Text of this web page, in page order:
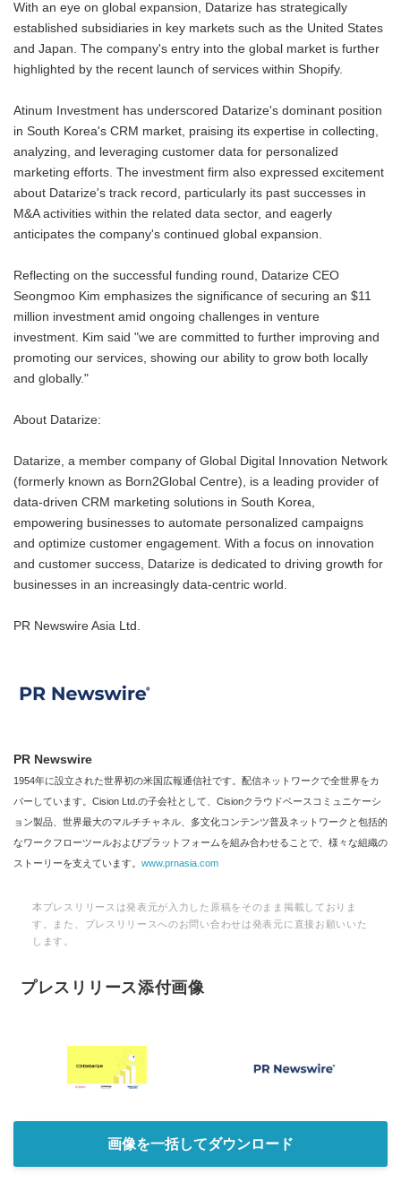
With an eye on global expansion, Datarize has strategically
established subsidiaries in key markets such as the United States
and Japan. The company's entry into the global market is further
highlighted by the recent launch of services within Shopify.
Atinum Investment has underscored Datarize's dominant position
in South Korea's CRM market, praising its expertise in collecting,
analyzing, and leveraging customer data for personalized
marketing efforts. The investment firm also expressed excitement
about Datarize's track record, particularly its past successes in
M&A activities within the related data sector, and eagerly
anticipates the company's continued global expansion.
Reflecting on the successful funding round, Datarize CEO
Seongmoo Kim emphasizes the significance of securing an $11
million investment amid ongoing challenges in venture
investment. Kim said "we are committed to further improving and
promoting our services, showing our ability to grow both locally
and globally."
About Datarize:
Datarize, a member company of Global Digital Innovation Network
(formerly known as Born2Global Centre), is a leading provider of
data-driven CRM marketing solutions in South Korea,
empowering businesses to automate personalized campaigns
and optimize customer engagement. With a focus on innovation
and customer success, Datarize is dedicated to driving growth for
businesses in an increasingly data-centric world.
PR Newswire Asia Ltd.
PR Newswire
1954年に設立された世界初の米国広報通信社です。配信ネットワークで全世界をカ
バーしています。Cision Ltd.の子会社として、Cisionクラウドベースコミュニケーシ
ョン製品、世界最大のマルチチャネル、多文化コンテンツ普及ネットワークと包括的
なワークフローツールおよびプラットフォームを組み合わせることで、様々な組織の
ストーリーを支えています。 www.prnasia.com
本プレスリリースは発表元が入力した原稿をそのまま掲載しておりま
す。また、プレスリリースへのお問い合わせは発表元に直接お願いいた
します。
プレスリリース添付画像
画像を一括してダウンロード